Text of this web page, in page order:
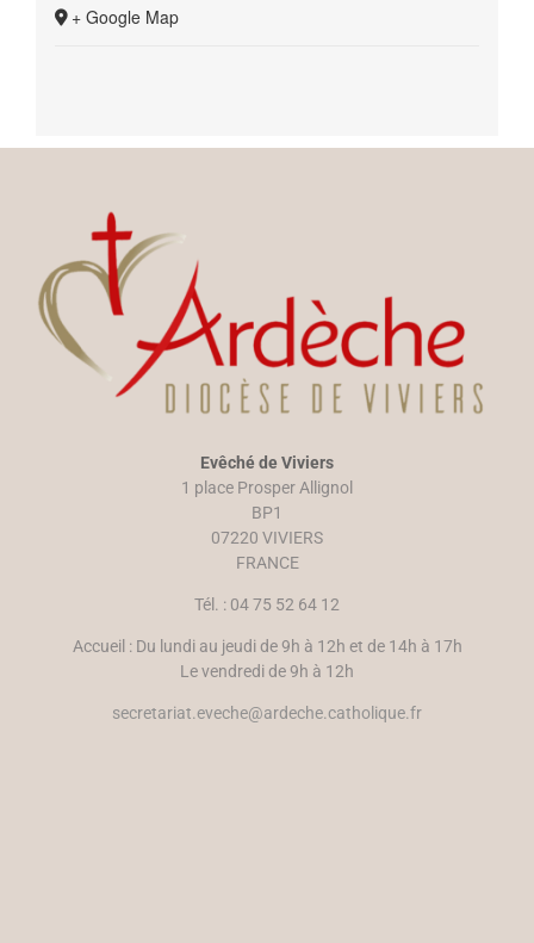
+ Google Map
Evêché de Viviers
1 place Prosper Allignol
BP1
07220 VIVIERS
FRANCE
Tél. : 04 75 52 64 12
Accueil : Du lundi au jeudi de 9h à 12h et de 14h à 17h
Le vendredi de 9h à 12h
secretariat.eveche@ardeche.catholique.fr